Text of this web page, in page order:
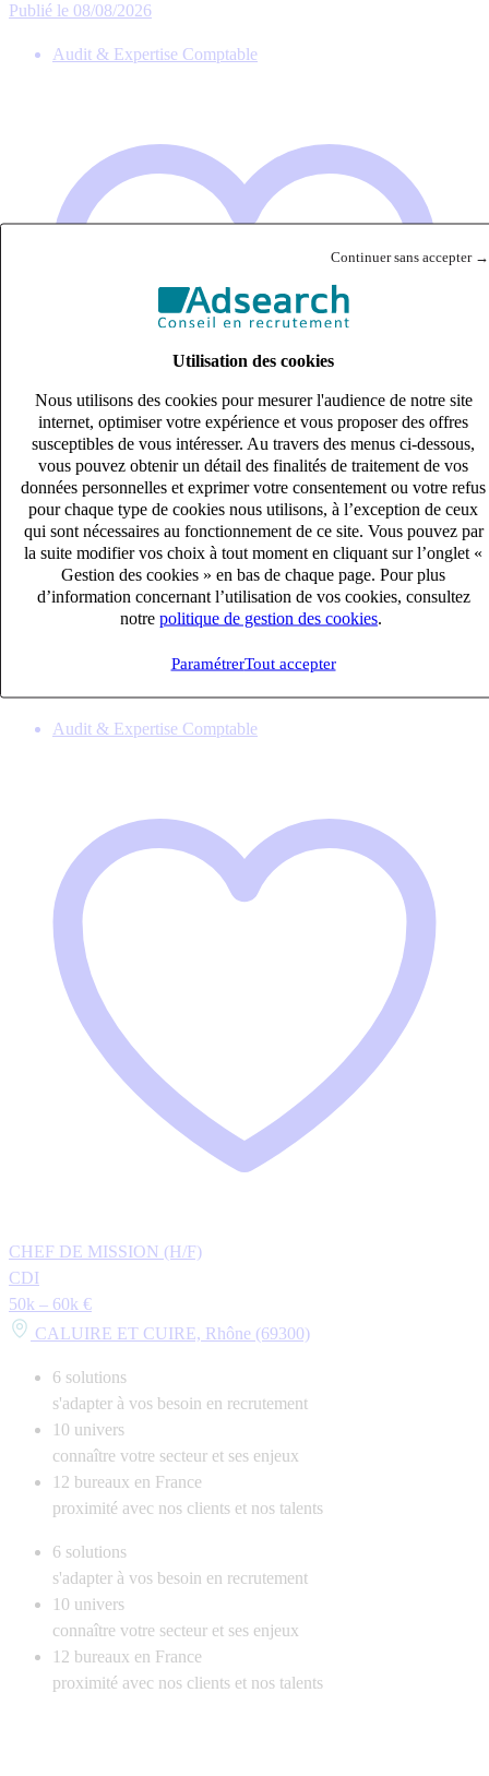
Continuer sans accepter →
Utilisation des cookies
Nous utilisons des cookies pour mesurer l'audience de notre site
internet, optimiser votre expérience et vous proposer des offres
susceptibles de vous intéresser. Au travers des menus ci-dessous,
vous pouvez obtenir un détail des finalités de traitement de vos
données personnelles et exprimer votre consentement ou votre refus
pour chaque type de cookies nous utilisons, à l’exception de ceux
qui sont nécessaires au fonctionnement de ce site. Vous pouvez par
la suite modifier vos choix à tout moment en cliquant sur l’onglet «
Gestion des cookies » en bas de chaque page. Pour plus
d’information concernant l’utilisation de vos cookies, consultez
notre politique de gestion des cookies
ParamétrerTout accepter
Publié le 08/08/2026
Audit & Expertise Comptable
Collaborateur comptable (H/F)
CDI
Créon, Gironde (33119)
Audit & Expertise Comptable
CHEF DE MISSION (H/F)
CDI
50k – 60k €
CALUIRE ET CUIRE, Rhône (69300)
6 solutions
s'adapter à vos besoin en recrutement
10 univers
connaître votre secteur et ses enjeux
12 bureaux en France
proximité avec nos clients et nos talents
6 solutions
s'adapter à vos besoin en recrutement
10 univers
connaître votre secteur et ses enjeux
12 bureaux en France
proximité avec nos clients et nos talents